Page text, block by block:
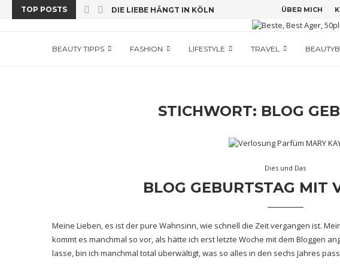
TOP POSTS DIE LIEBE HÄNGT IN KÖLN
DUBLIN – PULSIERENDE METROPOLE IM GRÜNEN IRLAND
TAUCHEN UND VIELES ME(H)ER AUF ANTIGUA
RESTAURANT SCOTTSDALE ENGLISH VERSION
ÜBER MICH
BEAUTY TIPPS FASHION LIFESTYLE TRAVEL
STICHWORT: BLOG
Dies und Das
BLOG GEBURTSTAG MIT
Meine Lieben, es ist der pure Wahnsinn, wie schnell die Zeit vergangen ist.
kommt es manchmal so vor, als hätte ich erst letzte Woche mit dem Bloggen
lasse, bin ich manchmal total überwältigt, was so alles in den sechs Jahres